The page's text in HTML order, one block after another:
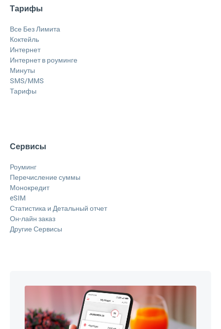
Тарифы
Все Без Лимита
Коктейль
Интернет
Интернет в роуминге
Минуты
SMS/MMS
Тарифы
Сервисы
Роуминг
Перечисление суммы
Монокредит
eSIM
Статистика и Детальный отчет
Он-лайн заказ
Другие Сервисы